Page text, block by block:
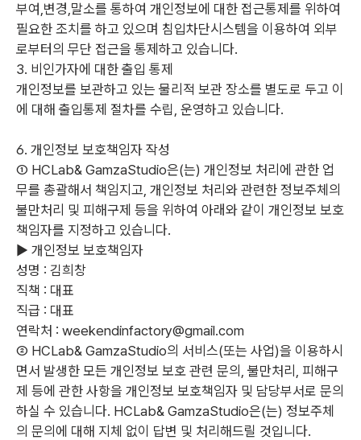
부여,변경,말소를 통하여 개인정보에 대한 접근통제를 위하여
필요한 조치를 하고 있으며 침입차단시스템을 이용하여 외부
로부터의 무단 접근을 통제하고 있습니다.
3. 비인가자에 대한 출입 통제
개인정보를 보관하고 있는 물리적 보관 장소를 별도로 두고 이
에 대해 출입통제 절차를 수립, 운영하고 있습니다.
6. 개인정보 보호책임자 작성
① HCLab& GamzaStudio은(는) 개인정보 처리에 관한 업
무를 총괄해서 책임지고, 개인정보 처리와 관련한 정보주체의
불만처리 및 피해구제 등을 위하여 아래와 같이 개인정보 보호
책임자를 지정하고 있습니다.
▶ 개인정보 보호책임자
성명 : 김희창
직책 : 대표
직급 : 대표
연락처 : weekendinfactory@gmail.com
② HCLab& GamzaStudio의 서비스(또는 사업)을 이용하시
면서 발생한 모든 개인정보 보호 관련 문의, 불만처리, 피해구
제 등에 관한 사항을 개인정보 보호책임자 및 담당부서로 문의
하실 수 있습니다. HCLab& GamzaStudio은(는) 정보주체
의 문의에 대해 지체 없이 답변 및 처리해드릴 것입니다.